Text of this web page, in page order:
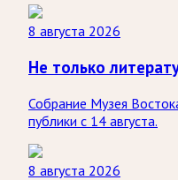
8 августа 2026
Не только
Собрание Музея
публики с 14 августа.
8 августа 2026